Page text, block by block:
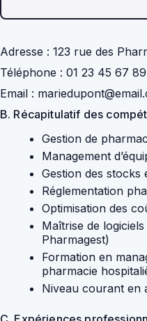
Adresse : 123 rue des
Téléphone : 01 23 45 67 89
Email :
B. Récapitulatif des
Gestion de
Management
Gestion des stocks
Réglementation
Optimisation des
Maîtrise de
Pharmagest)
Formation en
pharmacie
Niveau courant en